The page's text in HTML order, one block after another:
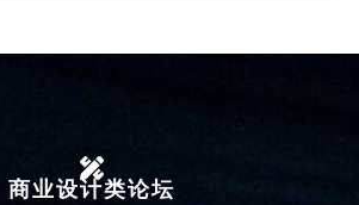
商业设计类论坛